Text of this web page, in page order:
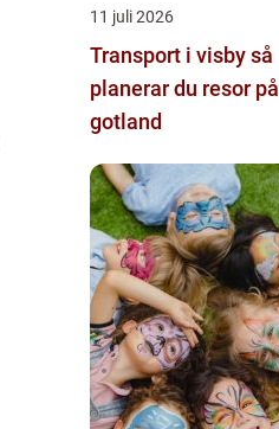
11 juli 2026
Transport i visby så
planerar du resor på
gotland